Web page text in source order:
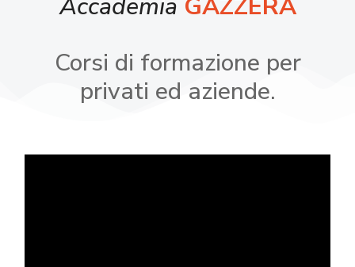
Accademia GAZZERA
Corsi di formazione per
privati ed aziende.